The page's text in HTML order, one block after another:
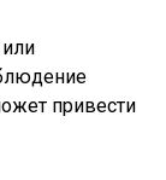
привести